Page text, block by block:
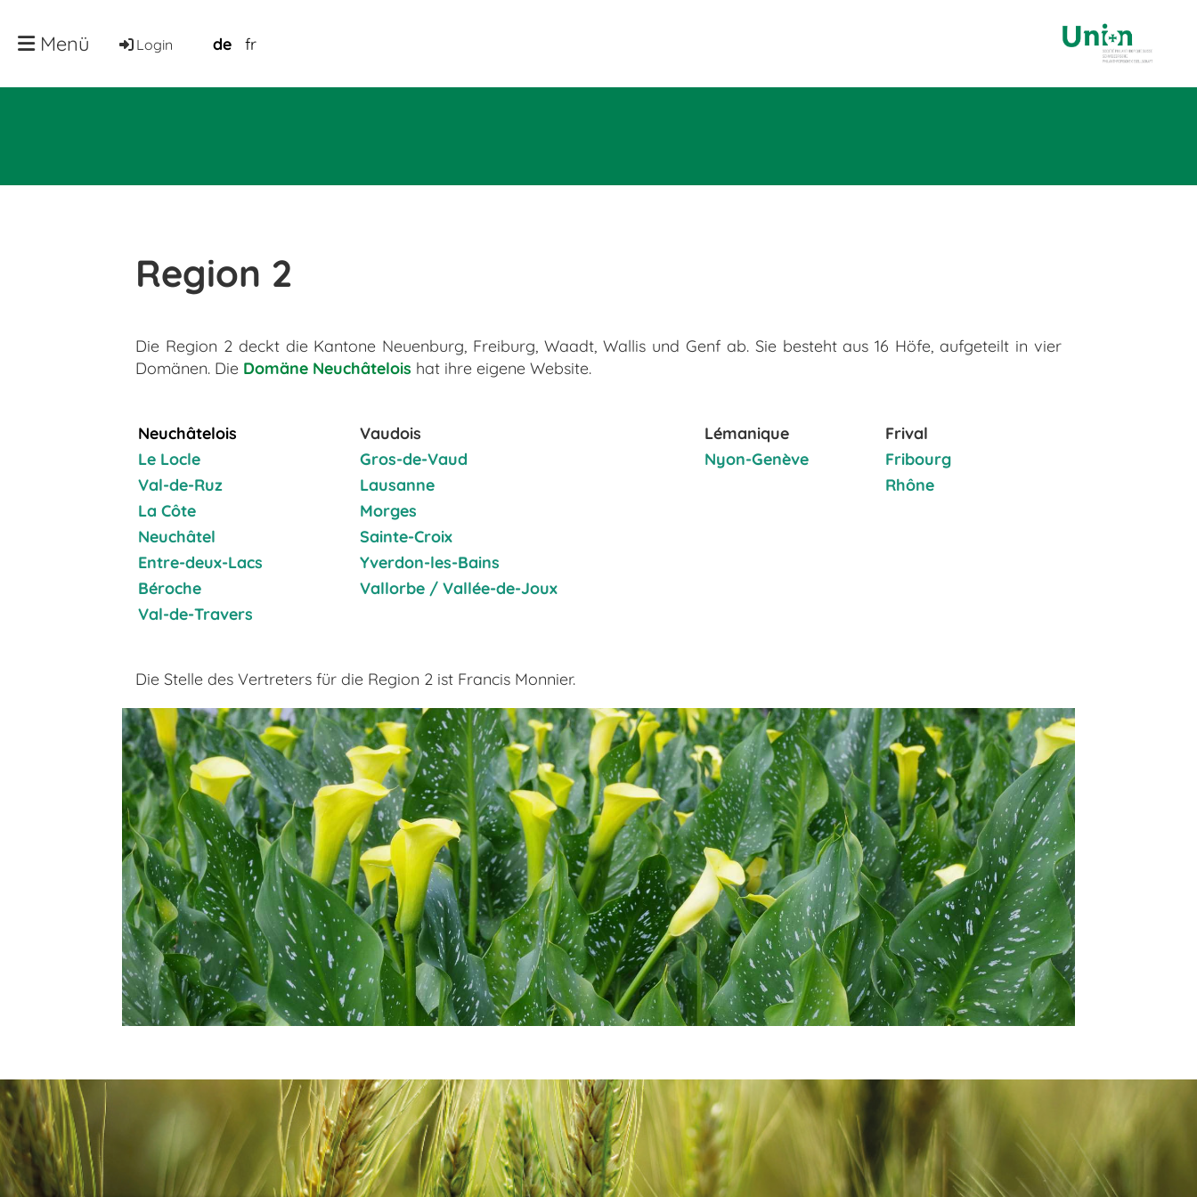
Login de fr
Menü
Region 2
Die Region 2 deckt die Kantone Neuenburg, Freiburg, Waadt, Wallis und Genf ab. Sie besteht aus 16 Höfe, aufgeteilt in vier
Domänen. Die Domäne Neuchâtelois hat ihre eigene Website.
Neuchâtelois Vaudois Lémanique
Frival
Le Locle
Gros-de-Vaud Nyon-Genève
Fribourg
Val-de-Ruz
Lausanne
Rhône
La Côte
Morges
Neuchâtel
Sainte-Croix
Entre-deux-Lacs
Yverdon-les-Bains
Béroche
Vallorbe / Vallée-de-Joux
Val-de-Travers
Die Stelle des Vertreters für die Region 2 ist Francis Monnier.